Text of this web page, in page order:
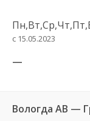
с 15.05.2023
—
Вологда АВ —